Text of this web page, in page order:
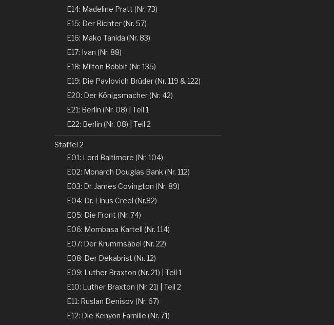
E14: Madeline Pratt (Nr. 73)
E15: Der Richter (Nr. 57)
E16: Mako Tanida (Nr. 83)
E17: Ivan (Nr. 88)
E18: Milton Bobbit (Nr. 135)
E19: Die Pavlovich Brüder (Nr. 119 & 122)
E20: Der Königsmacher (Nr. 42)
E21: Berlin (Nr. 08) | Teil 1
E22: Berlin (Nr. 08) | Teil 2
Staffel 2
E01: Lord Baltimore (Nr. 104)
E02: Monarch Douglas Bank (Nr. 112)
E03: Dr. James Covington (Nr. 89)
E04: Dr. Linus Creel (Nr.82)
E05: Die Front (Nr. 74)
E06: Mombasa Kartell (Nr. 114)
E07: Der Krummsäbel (Nr. 22)
E08: Der Dekabrist (Nr. 12)
E09: Luther Braxton (Nr. 21) | Teil 1
E10: Luther Braxton (Nr. 21) | Teil 2
E11: Ruslan Denisov (Nr. 67)
E12: Die Kenyon Familie (Nr. 71)